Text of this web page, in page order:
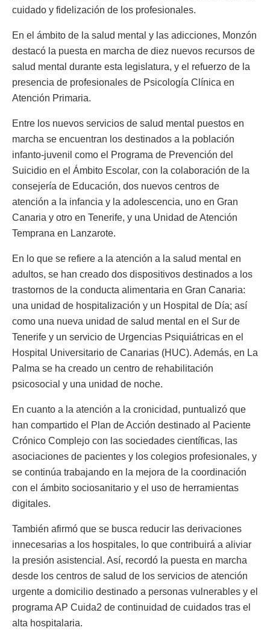
cuidado y fidelización de los profesionales.
En el ámbito de la salud mental y las adicciones, Monzón
destacó la puesta en marcha de diez nuevos recursos de
salud mental durante esta legislatura, y el refuerzo de la
presencia de profesionales de Psicología Clínica en
Atención Primaria.
Entre los nuevos servicios de salud mental puestos en
marcha se encuentran los destinados a la población
infanto-juvenil como el Programa de Prevención del
Suicidio en el Ámbito Escolar, con la colaboración de la
consejería de Educación, dos nuevos centros de
atención a la infancia y la adolescencia, uno en Gran
Canaria y otro en Tenerife, y una Unidad de Atención
Temprana en Lanzarote.
En lo que se refiere a la atención a la salud mental en
adultos, se han creado dos dispositivos destinados a los
trastornos de la conducta alimentaria en Gran Canaria:
una unidad de hospitalización y un Hospital de Día; así
como una nueva unidad de salud mental en el Sur de
Tenerife y un servicio de Urgencias Psiquiátricas en el
Hospital Universitario de Canarias (HUC). Además, en La
Palma se ha creado un centro de rehabilitación
psicosocial y una unidad de noche.
En cuanto a la atención a la cronicidad, puntualizó que
han compartido el Plan de Acción destinado al Paciente
Crónico Complejo con las sociedades científicas, las
asociaciones de pacientes y los colegios profesionales, y
se continúa trabajando en la mejora de la coordinación
con el ámbito sociosanitario y el uso de herramientas
digitales.
También afirmó que se busca reducir las derivaciones
innecesarias a los hospitales, lo que contribuirá a aliviar
la presión asistencial. Así, recordó la puesta en marcha
desde los centros de salud de los servicios de atención
urgente a domicilio destinado a personas vulnerables y el
programa AP Cuida2 de continuidad de cuidados tras el
alta hospitalaria.